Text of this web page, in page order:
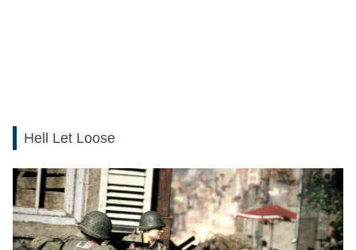
Hell Let Loose